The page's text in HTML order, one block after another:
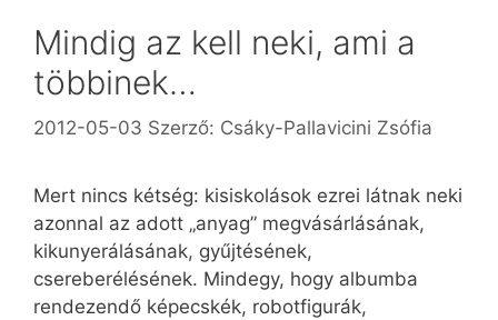
Mindig az kell neki, ami a
többinek…
2012-05-03 Szerző: Csáky-Pallavicini Zsófia
Mert nincs kétség: kisiskolások ezrei látnak neki
azonnal az adott „anyag” megvásárlásának,
kikunyerálásának, gyűjtésének,
csereberélésének. Mindegy, hogy albumba
rendezendő képecskék, robotfigurák,